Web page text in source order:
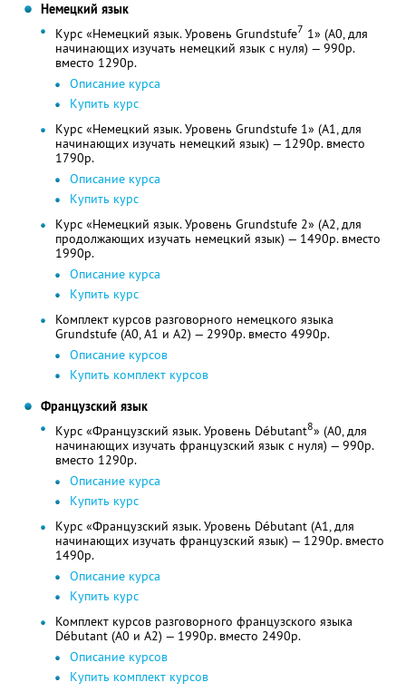
Немецкий язык
Курс «Немецкий язык. Уровень Grundstufe7 1» (A0, для
начинающих изучать немецкий язык с нуля) — 990р.
вместо 1290р.
Описание курса
Купить курс
Курс «Немецкий язык. Уровень Grundstufe 1» (A1, для
начинающих изучать немецкий язык) — 1290р. вместо
1790р.
Описание курса
Купить курс
Курс «Немецкий язык. Уровень Grundstufe 2» (A2, для
продолжающих изучать немецкий язык) — 1490р. вместо
1990р.
Описание курса
Купить курс
Комплект курсов разговорного немецкого языка
Grundstufe (A0, A1 и А2) — 2990р. вместо 4990р.
Описание курсов
Купить комплект курсов
Французский язык
Курс «Французский язык. Уровень Débutant8» (A0, для
начинающих изучать французский язык с нуля) — 990р.
вместо 1290р.
Описание курса
Купить курс
Курс «Французский язык. Уровень Débutant (A1, для
начинающих изучать французский язык) — 1290р. вместо
1490р.
Описание курса
Купить курс
Комплект курсов разговорного французского языка
Débutant (A0 и A2) — 1990р. вместо 2490р.
Описание курсов
Купить комплект курсов